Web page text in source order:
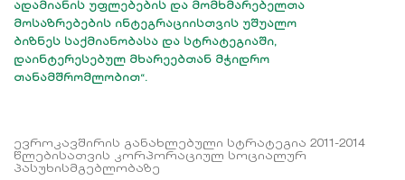
ადამიანის უფლებების და მომხმარებელთა
მოსაზრებების ინტეგრაციისთვის უშუალო
ბიზნეს საქმიანობასა და სტრატეგიაში,
დაინტერესებულ მხარეებთან მჭიდრო
თანამშრომლობით“.
ევროკავშირის განახლებული სტრატეგია 2011-2014
წლებისათვის კორპორაციულ სოციალურ
პასუხისმგებლობაზე